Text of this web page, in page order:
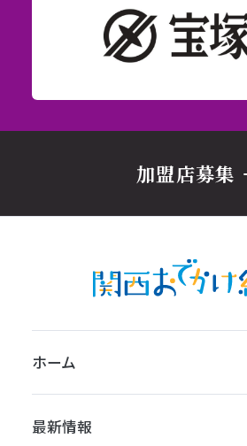
加盟店募集
ホーム
最新情報